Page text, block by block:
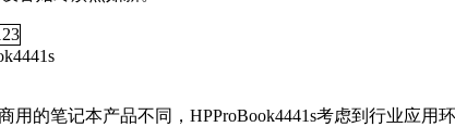
的笔记本产品不同，HPProBook4441s考虑到行业应用